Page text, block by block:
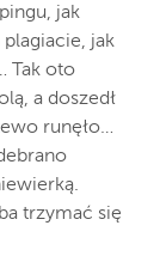
jak
jak
Tak oto
a doszedł
runęło…
trzymać się